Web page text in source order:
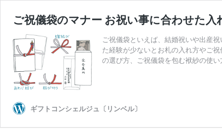
ご祝儀袋のマナー お祝い事に合わせた入
ご祝儀袋といえば、結婚祝いや出産
た経験が少ないとお札の入れ方やご
の選び方、ご祝儀袋を包む袱紗の使
ギフトコンシェルジュ〔リンベル〕